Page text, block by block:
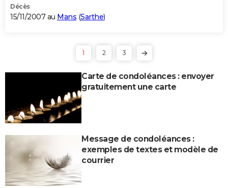
Décès
15/11/2007 au Mans (Sarthe)
1 2 3
Carte de condoléances : envoyer
gratuitement une carte
Message de condoléances :
exemples de textes et modèle de
courrier